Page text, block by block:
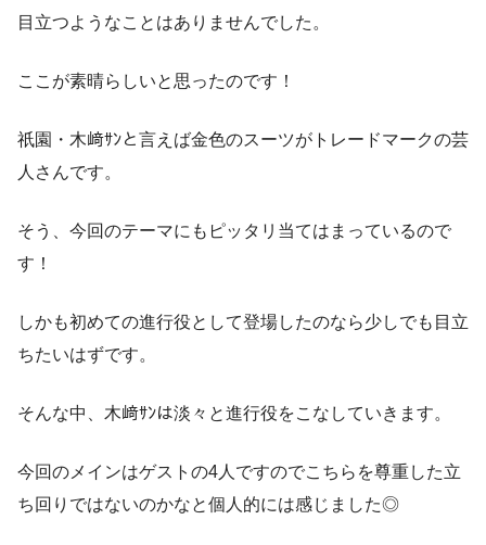
目立つようなことはありませんでした。
ここが素晴らしいと思ったのです！
祇園・木﨑ｻﾝと言えば金色のスーツがトレードマークの芸
人さんです。
そう、今回のテーマにもピッタリ当てはまっているので
す！
しかも初めての進行役として登場したのなら少しでも目立
ちたいはずです。
そんな中、木﨑ｻﾝは淡々と進行役をこなしていきます。
今回のメインはゲストの4人ですのでこちらを尊重した立
ち回りではないのかなと個人的には感じました◎